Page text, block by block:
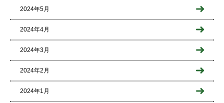
2024年5月
2024年4月
2024年3月
2024年2月
2024年1月